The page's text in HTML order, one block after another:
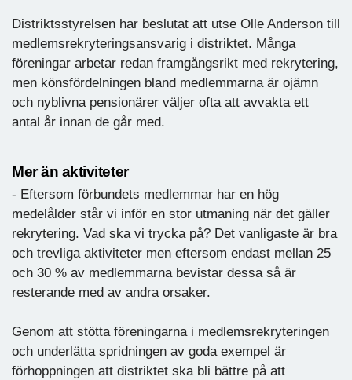
Distriktsstyrelsen har beslutat att utse Olle Anderson till
medlemsrekryteringsansvarig i distriktet. Många
föreningar arbetar redan framgångsrikt med rekrytering,
men könsfördelningen bland medlemmarna är ojämn
och nyblivna pensionärer väljer ofta att avvakta ett
antal år innan de går med.
Mer än aktiviteter
- Eftersom förbundets medlemmar har en hög
medelålder står vi inför en stor utmaning när det gäller
rekrytering. Vad ska vi trycka på? Det vanligaste är bra
och trevliga aktiviteter men eftersom endast mellan 25
och 30 % av medlemmarna bevistar dessa så är
resterande med av andra orsaker.
Genom att stötta föreningarna i medlemsrekryteringen
och underlätta spridningen av goda exempel är
förhoppningen att distriktet ska bli bättre på att